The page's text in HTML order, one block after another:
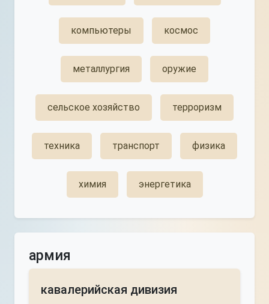
компьютеры космос
металлургия оружие
сельское хозяйство терроризм
техника транспорт физика
химия энергетика
армия
кавалерийская дивизия